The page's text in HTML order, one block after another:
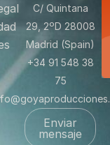
C/ Quintana
29, 2ºD 28008
Madrid (Spain)
+34 91 548 38
75
Enviar
mensaje